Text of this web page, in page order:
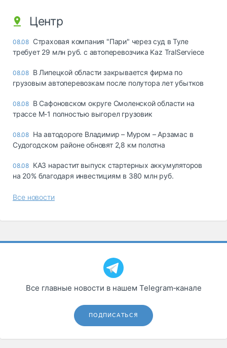
Центр
08.08 Страховая компания "Пари" через суд в Туле
требует 29 млн руб. с автоперевозчика Kaz TralServiece
08.08 В Липецкой области закрывается фирма по
грузовым автоперевозкам после полутора лет убытков
08.08 В Сафоновском округе Смоленской области на
трассе М-1 полностью выгорел грузовик
08.08 На автодороге Владимир – Муром – Арзамас в
Судогодском районе обновят 2,8 км полотна
08.08 КАЗ нарастит выпуск стартерных аккумуляторов
на 20% благодаря инвестициям в 380 млн руб.
Все новости
Все главные новости в нашем Telegram‑канале
ПОДПИСАТЬСЯ